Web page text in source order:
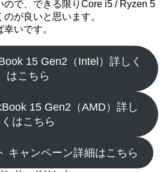
で、できる限りCore i5 / Ryzen 5
が良いと思います。
いです。
15 Gen2（Intel）詳しく
はこちら
15 Gen2（AMD）詳し
くはこちら
キャンペーン詳細はこちら